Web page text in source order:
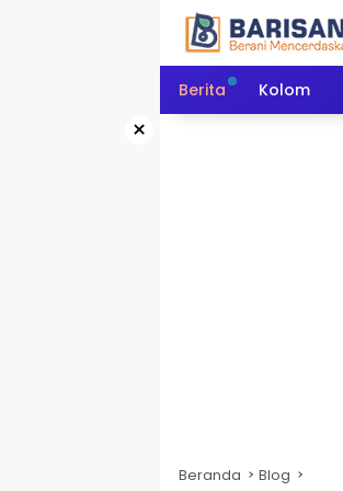
Berita Kolom
×
Beranda Blog